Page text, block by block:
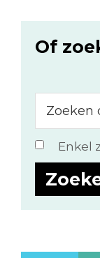
Of
op
of
auteur...
Enkel